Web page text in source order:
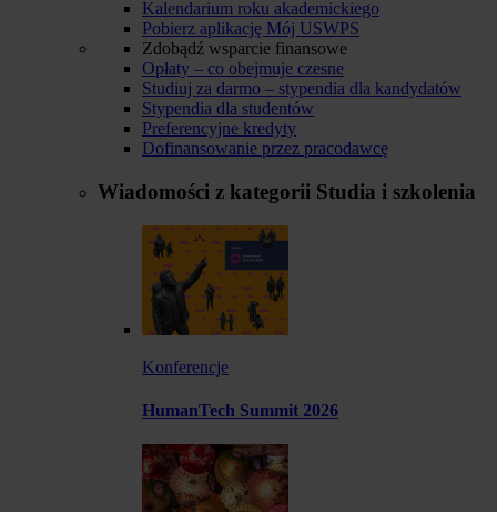
Kalendarium roku akademickiego
Pobierz aplikację Mój USWPS
Zdobądź wsparcie finansowe
Opłaty – co obejmuje czesne
Studiuj za darmo – stypendia dla kandydatów
Stypendia dla studentów
Preferencyjne kredyty
Dofinansowanie przez pracodawcę
Wiadomości z kategorii Studia i szkolenia
Konferencje
HumanTech Summit 2026